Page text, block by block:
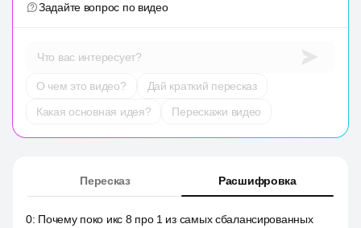
Задайте вопрос по видео
Что вас интересует?
О чем это видео?
Дай краткий пересказ
Какая основная идея?
Перескажи видео
Пересказ Расшифровка
0: Почему поко икс 8 про 1 из самых сбалансированных